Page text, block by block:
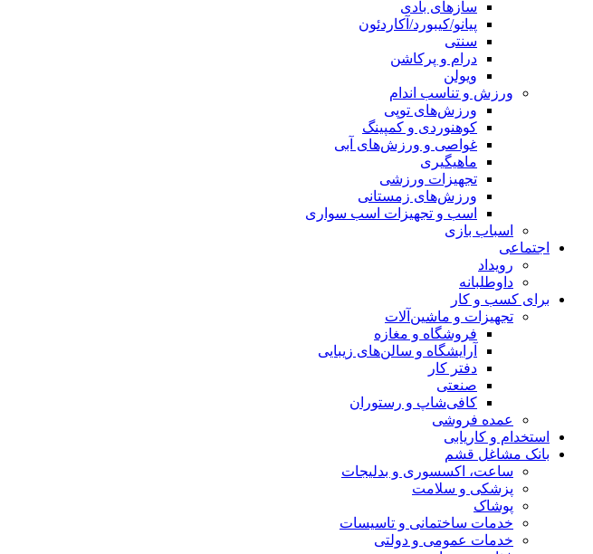
سازهای بادی
پیانو/کیبورد/آکاردئون
سنتی
درام و پرکاشن
ویولن
ورزش و تناسب اندام
ورزش‌های توپی
کوهنوردی و کمپینگ
غواصی و ورزش‌های آبی
ماهیگیری
تجهیزات ورزشی
ورزش‌های زمستانی
اسب و تجهیزات اسب سواری
اسباب‌ بازی
اجتماعی
رویداد
داوطلبانه
برای کسب و کار
تجهیزات و ماشین‌آلات
فروشگاه و مغازه
آرایشگاه و سالن‌های زیبایی
دفتر کار
صنعتی
کافی‌شاپ و رستوران
عمده فروشی
استخدام و کاریابی
بانک مشاغل قشم
ساعت، اکسسوری و بدلیجات
پزشکی و سلامت
پوشاک
خدمات ساختمانی و تاسیسات
خدمات عمومی و دولتی